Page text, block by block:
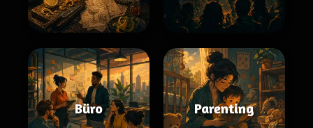
Büro Parenting